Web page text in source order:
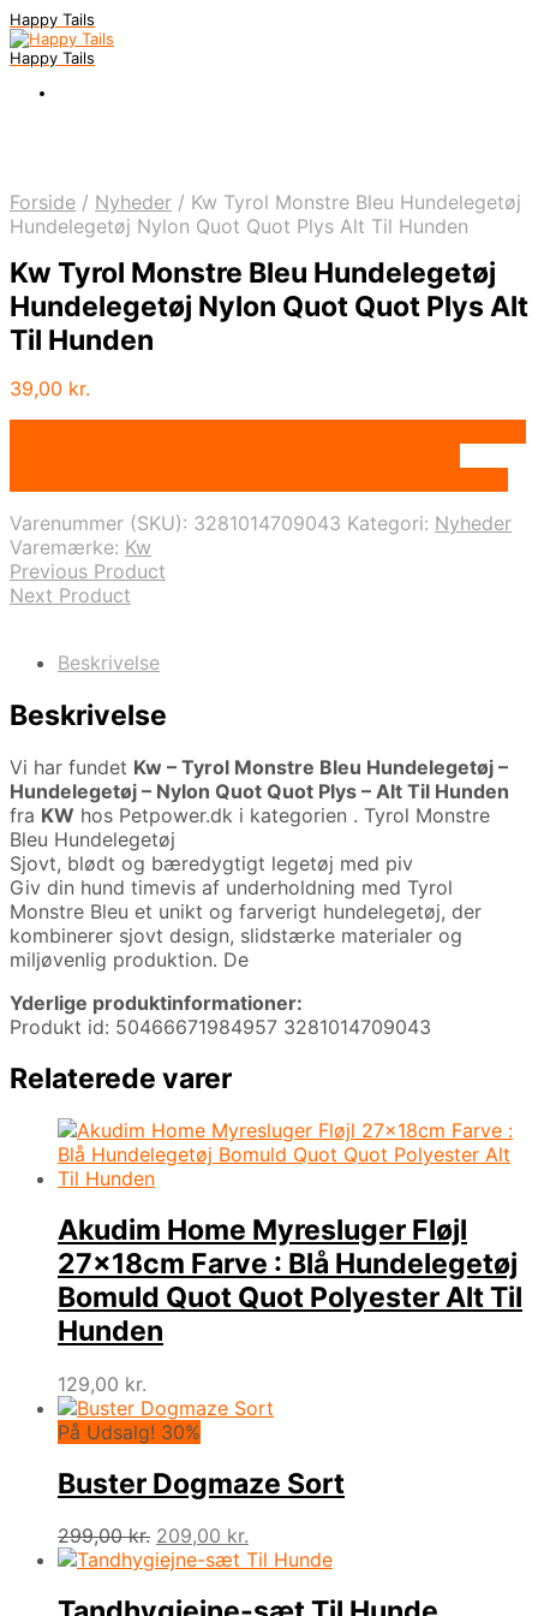
Happy Tails
Happy Tails
Forside / Nyheder / Kw Tyrol Monstre Bleu Hundelegetøj
Hundelegetøj Nylon Quot Quot Plys Alt Til Hunden
Kw Tyrol Monstre Bleu Hundelegetøj
Hundelegetøj Nylon Quot Quot Plys Alt
Til Hunden
39,00 kr.
Varenummer (SKU): 3281014709043 Kategori: Nyheder
Varemærke: Kw
Previous Product
Next Product
Beskrivelse
Beskrivelse
Vi har fundet Kw – Tyrol Monstre Bleu Hundelegetøj –
Hundelegetøj – Nylon Quot Quot Plys – Alt Til Hunden
fra KW hos Petpower.dk i kategorien . Tyrol Monstre
Bleu Hundelegetøj
Sjovt, blødt og bæredygtigt legetøj med piv
Giv din hund timevis af underholdning med Tyrol
Monstre Bleu et unikt og farverigt hundelegetøj, der
kombinerer sjovt design, slidstærke materialer og
miljøvenlig produktion. De
Yderlige produktinformationer:
Produkt id: 50466671984957 3281014709043
Relaterede varer
Akudim Home Myresluger Fløjl
27x18cm Farve : Blå Hundelegetøj
Bomuld Quot Quot Polyester Alt Til
Hunden
129,00 kr.
På Udsalg! 30%
Buster Dogmaze Sort
299,00kr. Den
oprindelige
var:
209,00 kr.
aktuelle
er: